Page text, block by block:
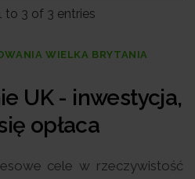
to 3 of 3 entries
WIELKA BRYTANIA
UK - inwestycja,
opłaca
cele w rzeczywistość